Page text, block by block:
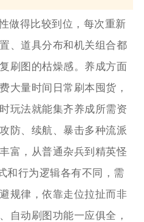
做得比较到位，每次重新
、道具分布和机关组合都
刷图的枯燥感。养成方面
大量时间日常刷本囤货，
玩法就能集齐养成所需资
防、续航、暴击多种流派
富，从普通杂兵到精英怪
和行为逻辑各有不同，需
规律，依靠走位拉扯而非
自动刷图功能一应俱全，